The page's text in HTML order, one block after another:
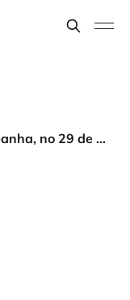
Esticão! (Correio urgente desde Espanha, no 29 de abril)